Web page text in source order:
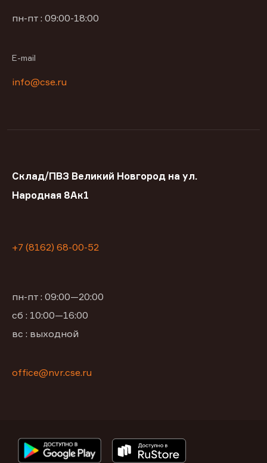
пн-пт : 09:00-18:00
E-mail
info@cse.ru
Склад/ПВЗ Великий Новгород на ул.
Народная 8Ак1
+7 (8162) 68-00-52
пн-пт : 09:00—20:00
сб : 10:00—16:00
вс : выходной
office@nvr.cse.ru